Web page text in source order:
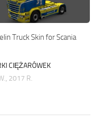
Truck Skin for Scania
CIĘŻARÓWEK
2017 R.